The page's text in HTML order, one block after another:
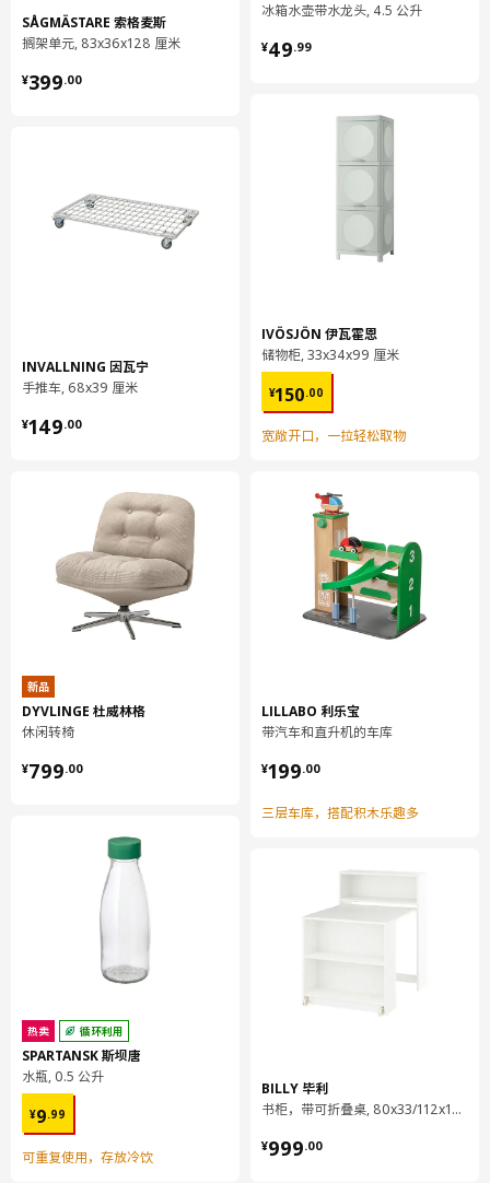
为实现最佳品质效果，请根据实际需要，重新拧紧螺丝。
椅子
用湿布块擦净
勿漂白
勿滚筒烘干
可熨烫，温度不超过200°C。
椅子
套/ 面料:
65% 聚酯纤维（至少90%再生材料）, 35%棉
实心橡胶木, 着色漆, 丙烯酸清漆
纤维板, 聚氨酯海绵35公斤/立方米
100 %聚酯纤维（100%再生材料）
组装说明和文件
货号 组装手册
203.410.17 EKEDALEN 伊克多兰 椅子
相关文件
203.410.17
SÅGMÄSTARE 索格麦斯
搁架单元, 83x36x128 厘米
¥399.00
¥ 399.00
INVALLNING 因瓦宁
手推车, 68x39 厘米
¥149.00
¥ 149.00
新品
DYVLINGE 杜威林格
休闲转椅
¥799.00
¥ 799.00
热卖 循环利用
SPARTANSK 斯坝唐
水瓶, 0.5 公升
¥9.99
¥ 9.99
可重复使用，存放冷饮
冰箱水壶带水龙头, 4.5 公升
¥49.99
¥ 49.99
IVÖSJÖN 伊瓦霍恩
储物柜, 33x34x99 厘米
¥150.00
¥ 150.00
宽敞开口，一拉轻松取物
LILLABO 利乐宝
带汽车和直升机的车库
¥199.00
¥ 199.00
三层车库，搭配积木乐趣多
BILLY 毕利
书柜，带可折叠桌, 80x33/112x106 厘米
¥999.00
¥ 999.00